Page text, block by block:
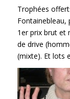
Trophées
Fontainebleau,
1er prix brut et
de drive
(mixte). Et lots